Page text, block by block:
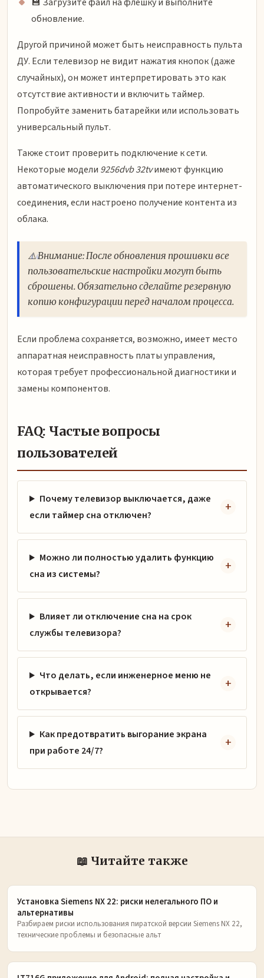
обновление.
Другой причиной может быть неисправность пульта
ДУ. Если телевизор не видит нажатия кнопок (даже
случайных), он может интерпретировать это как
отсутствие активности и включить таймер.
Попробуйте заменить батарейки или использовать
универсальный пульт.
Также стоит проверить подключение к сети.
Некоторые модели 9256dvb 32tvимеют функцию
автоматического выключения при потере интернет-
соединения, если настроено получение контента из
облака.
⚠️ Внимание: После обновления прошивки все
пользовательские настройки могут быть
сброшены. Обязательно сделайте резервную
копию конфигурации перед началом процесса.
Если проблема сохраняется, возможно, имеет место
аппаратная неисправность платы управления,
которая требует профессиональной диагностики и
замены компонентов.
FAQ: Частые вопросы
пользователей
Почему телевизор выключается, даже
если таймер сна отключен?
Можно ли полностью удалить функцию
сна из системы?
Влияет ли отключение сна на срок
службы телевизора?
Что делать, если инженерное меню не
открывается?
Как предотвратить выгорание экрана
при работе 24/7?
📖 Читайте также
Установка Siemens NX 22: риски нелегального ПО и
альтернативы
Разбираем риски использования пиратской версии Siemens NX 22,
технические проблемы и безопасные альт